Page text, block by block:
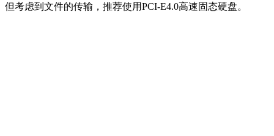
但考虑到文件的传输，推荐使用PCI-E4.0高速固态硬盘。